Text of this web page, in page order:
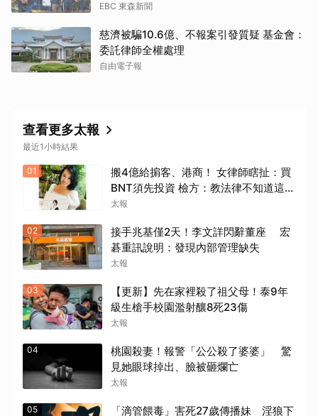
EBC 東森新聞
慈濟被騙10.6億、不報案引發質疑 基金會：
委託律師全權處理
自由電子報
查看更多太報
最近1小時結果
01
搬4億給掮客、港商！ 女律師瞎扯：買
BNT須先投資 檢方：教法律不知道這是
洗錢？
太報
02
接手兆基僅2天！李文詳閃辭董座 宏
碁重訊說明：發現內部管理缺失
太報
03
【更新】先在家裡殺了祖父母！泰9年
級生槍手校園濫射釀8死23傷
太報
04
桃園殺妻！報警「公公殺了婆婆」 驚
見她眼球掉出、臉被砸爛亡
太報
05 「滴管餵毒」害死27歲傳播妹 淫狼下